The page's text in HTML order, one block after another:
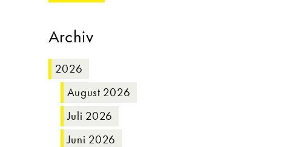
Archiv
2026
August 2026
Juli 2026
Juni 2026